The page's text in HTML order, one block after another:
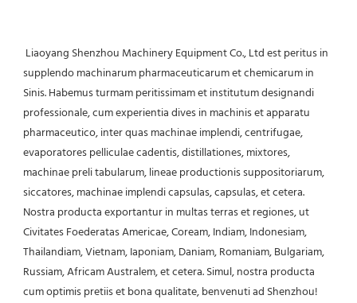
supplendo machinarum pharmaceuticarum et chemicarum in
Sinis. Habemus turmam peritissimam et institutum designandi
professionale, cum experientia dives in machinis et apparatu
pharmaceutico, inter quas machinae implendi, centrifugae,
evaporatores pelliculae cadentis, distillationes, mixtores,
machinae preli tabularum, lineae productionis suppositoriarum,
siccatores, machinae implendi capsulas, capsulas, et cetera.
Nostra producta exportantur in multas terras et regiones, ut
Civitates Foederatas Americae, Coream, Indiam, Indonesiam,
Thailandiam, Vietnam, Iaponiam, Daniam, Romaniam, Bulgariam,
Russiam, Africam Australem, et cetera. Simul, nostra producta
cum optimis pretiis et bona qualitate, benvenuti ad Shenzhou!